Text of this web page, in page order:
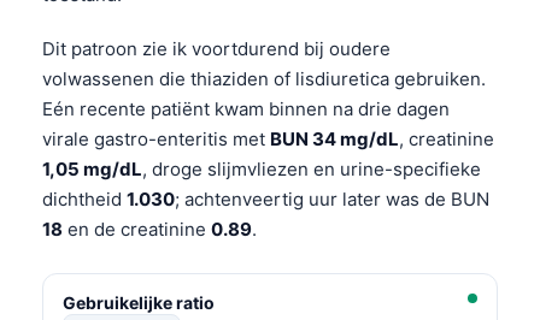
Dit patroon zie ik voortdurend bij oudere
volwassenen die thiaziden of lisdiuretica gebruiken.
Eén recente patiënt kwam binnen na drie dagen
virale gastro-enteritis met BUN 34 mg/dL, creatinine
1,05 mg/dL, droge slijmvliezen en urine-specifieke
dichtheid 1.030; achtenveertig uur later was de BUN
18 en de creatinine 0.89.
Gebruikelijke ratio